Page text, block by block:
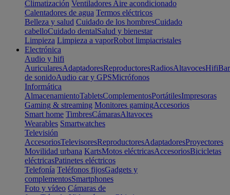
Climatización Ventiladores Aire acondicionado
Calentadores de agua Termos eléctricos
Belleza y salud Cuidado de los hombresCuidado
cabelloCuidado dentalSalud y bienestar
Limpieza Limpieza a vaporRobot limpiacristales
Electrónica
Audio y hifi
AuricularesAdaptadoresReproductoresRadiosAltavocesHifi
de sonidoAudio car y GPSMicrófonos
Informática
AlmacenamientoTabletsComplementosPortátilesImpresoras
Gaming & streaming Monitores gamingAccesorios
Smart home TimbresCámarasAltavoces
Wearables Smartwatches
Televisión
AccesoriosTelevisoresReproductoresAdaptadoresProyectores
Movilidad urbana KartsMotos eléctricasAccesoriosBicicletas
eléctricasPatinetes eléctricos
Telefonía Teléfonos fijosGadgets y
complementosSmartphones
Foto y vídeo Cámaras de